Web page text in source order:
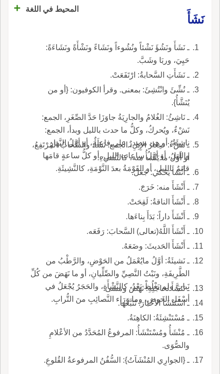
المحيط في اللغة
+
نَشَأَ
ـ نَشَأَ ونَشُؤَ نَشْئاً ونُشُوءاً ونَشَاءً ونَشْأَةً ونَشَاءَةً:
حَيِيَ، وربَا وشَبَّ.
ـ نَشَأَتِ السَّحابةُ: ارْتَفَعَتْ.
ـ نُشِّئَ وانْتُشِئَ: بمعنى. وقرأ الكوفيون: {أو من
يُنَشَّأُ}.
ـ نَاشِئُ: الغُلامُ والجارِيَةُ جاوَزَا حَدَّ الصِّغَرِ، الجمع:
نَشْءٌ، ويُحركُ، وكلُّ ما حدث بالليل وبدأ، الجمع:
ناشِئَةٌ، أو هي مصدرٌ على فاعِلَةٍ، أو أوَّلُ النَّهارِ
والليلِ، أو أوَّلُ ساعات الليلِ، أو كلُّ ساعةٍ قامَها
قائمٌ بالليلِ، أو القَوْمَةُ بعدَ النَّوْمَةِ، كالنَّشِيئَةِ.
ـ نَشْءُ: صِغَارُ الإِبِلِ، الجمع: نَشَأٌ، والسَّحابُ المُرْتَفِعُ،
أو أَوَّلُ ما يَنْشأُ منه، كالنَّشيءِ.
ـ أَنْشَأَ يَحْكي: جَعَل.
ـ أَنْشَأَ منه: خَرَجَ.
ـ أَنْشَأَ الناقةُ: لَقِحَتْ.
ـ أَنْشَأَ داراً: بَدَأَ بِناءَها.
ـ أَنْشَأَ اللَّهُ(تعالى) السَّحابَ: رَفَعَه.
ـ أَنْشَأَ الحَديثَ: وضَعَهُ.
ـ نَشيئَةُ: أوَّلُ مايُعْمَلُ من الحَوْضِ، والرَّطْبُ من
الطَّرِيفَةِ، ونَبْتُ النَّصِيِّ والصِّلِّيانِ، أو ما نَهَضَ من كُلِّ
نَباتٍ ولم يَغْلُظْ بَعْدُ، كالنَّشْأَةِ، والحَجَرُ يُجْعَلُ في
أسْفَلِ الحوضِ، وما وَرَاء النَّصائِبِ منَ التُّرابِ.
ـ تَنَشَّأَ لحاجَتِهِ: نَهَضَ ومَشَى.
ـ اسْتَنْشَأَ الأخْبَارَ: تَتَبَّعَها.
ـ مُسْتَنْشِئَةُ: الكاهِنَةُ.
ـ مُنْشَأُ ومُسْتَنْشَأُ: المرفوعُ المُحَدَّدُ من الأعْلامِ
والصُّوَى.
ـ {الجوارِي المُنْشَآتُ}: السُّفُنُ المرفوعةُ القُلوعِ.